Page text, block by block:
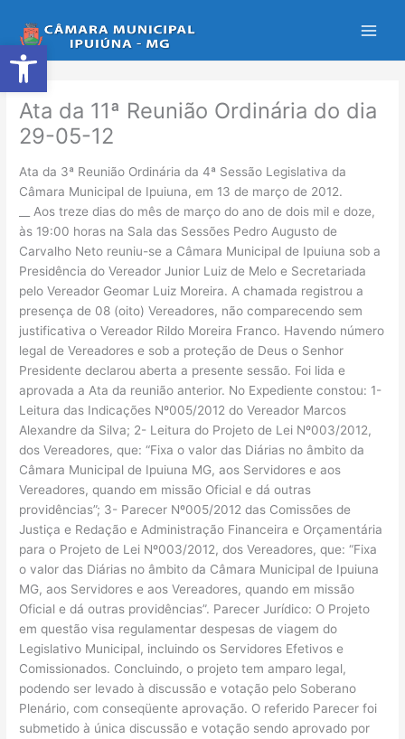
Abrir a barra de ferramentas
para
o
conteúdo
Ata da 11ª Reunião Ordinária do dia
29-05-12
Ata da 3ª Reunião Ordinária da 4ª Sessão Legislativa da
Câmara Municipal de Ipuiuna, em 13 de março de 2012.
__ Aos treze dias do mês de março do ano de dois mil e doze,
às 19:00 horas na Sala das Sessões Pedro Augusto de
Carvalho Neto reuniu-se a Câmara Municipal de Ipuiuna sob a
Presidência do Vereador Junior Luiz de Melo e Secretariada
pelo Vereador Geomar Luiz Moreira. A chamada registrou a
presença de 08 (oito) Vereadores, não comparecendo sem
justificativa o Vereador Rildo Moreira Franco. Havendo número
legal de Vereadores e sob a proteção de Deus o Senhor
Presidente declarou aberta a presente sessão. Foi lida e
aprovada a Ata da reunião anterior. No Expediente constou: 1-
Leitura das Indicações Nº005/2012 do Vereador Marcos
Alexandre da Silva; 2- Leitura do Projeto de Lei Nº003/2012,
dos Vereadores, que: “Fixa o valor das Diárias no âmbito da
Câmara Municipal de Ipuiuna MG, aos Servidores e aos
Vereadores, quando em missão Oficial e dá outras
providências”; 3- Parecer Nº005/2012 das Comissões de
Justiça e Redação e Administração Financeira e Orçamentária
para o Projeto de Lei Nº003/2012, dos Vereadores, que: “Fixa
o valor das Diárias no âmbito da Câmara Municipal de Ipuiuna
MG, aos Servidores e aos Vereadores, quando em missão
Oficial e dá outras providências”. Parecer Jurídico: O Projeto
em questão visa regulamentar despesas de viagem do
Legislativo Municipal, incluindo os Servidores Efetivos e
Comissionados. Concluindo, o projeto tem amparo legal,
podendo ser levado à discussão e votação pelo Soberano
Plenário, com conseqüente aprovação. O referido Parecer foi
submetido à única discussão e votação sendo aprovado por